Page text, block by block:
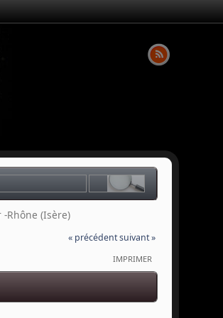
-Rhône (Isère)
« précédentsuivant »
IMPRIMER